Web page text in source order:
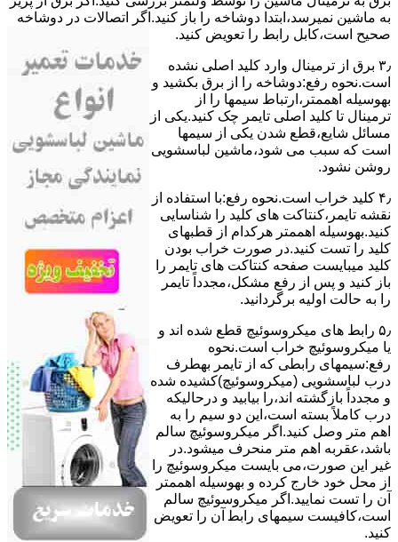
ﺑﻪ ﻣﺎﺷﯿﻦ نمیرسد،اﺑﺘﺪا دوشاخه را باز کنید.اﮔﺮ اﺗﺼﺎﻻت در دوشاخه
ﺻﺤﯿﺢ اﺳﺖ،ﮐﺎﺑﻞ راﺑﻂ را ﺗﻌﻮﯾﺾ کنید.
۳٫ ﺑﺮق از ﺗﺮﻣﯿﻨﺎل وارد ﮐﻠﯿﺪ اﺻﻠﯽ ﻧﺸﺪه
است.نحوه رﻓﻊ:دوشاخه را از ﺑﺮق بکشید و
بهوسیله اهممتر،ارﺗﺒﺎط سیمها را از
ﺗﺮﻣﯿﻨﺎل ﺗﺎ ﮐﻠﯿﺪ اﺻﻠﯽ ﺗﺎﯾﻤﺮ چک کنید.یکی از
مسائل شایع،ﻗﻄﻊ شدن ﯾﮑﯽ از سیمها
است که سبب می شود،ﻣﺎﺷﯿﻦ لباسشویی
روﺷﻦ نشود.
۴٫ ﮐﻠﯿﺪ ﺧﺮاب اﺳﺖ.نحوه رفع:ﺑﺎ اﺳﺘﻔﺎده از
ﻧﻘﺸﻪ ﺗﺎﯾﻤﺮ،ﮐﻨﺘﺎﮐﺖ ﻫﺎی ﮐﻠﯿﺪ را ﺷﻨﺎﺳﺎﯾﯽ
کنید.بهوسیله اهممتر هرکدام از قطبهای
ﮐﻠﯿﺪ را ﺗﺴﺖ ﮐﻨﯿﺪ.در ﺻﻮرت ﺧﺮاب ﺑﻮدن
ﮐﻠﯿﺪ میبایست ﺻﻔﺤﻪ ﮐﻨﺘﺎﮐﺖ ﻫﺎی ﺗﺎﯾﻤﺮ را
باز کنید و ﭘﺲ از رﻓﻊ مشکل،مجدداً ﺗﺎﯾﻤﺮ
را به حالت اوﻟﯿﻪ برگردانید.
۵٫ رابط های ﻣﯿﮑﺮوﺳﻮﺋﯿﭻ ﻗﻄﻊ شده اند و
ﯾﺎ ﻣﯿﮑﺮوﺳﻮﺋﯿﭻ ﺧﺮاب اﺳﺖ.نحوه
رفع:سیمهای راﺑﻄﯽ ﮐﻪ از ﺗﺎﯾﻤﺮ بهطرف
درب لباسشویی (ﻣﯿﮑﺮوﺳﻮﺋﯿﭻ)کشیده شده
و مجدداً بازگشته اند،را ﺑﯿﺎﺑﯿﺪ و درحالیکه
درب کاملاً ﺑﺴﺘﻪ اﺳﺖ،اﯾﻦ دو ﺳﯿﻢ را ﺑﻪ
اﻫﻢ ﻣﺘﺮ وصل کنید.اﮔﺮ ﻣﯿﮑﺮوﺳﻮﺋﯿﭻ ﺳﺎﻟﻢ
ﺑﺎﺷﺪ،ﻋﻘﺮﺑﻪ اهم متر ﻣﻨﺤﺮف میشود.در
ﻏﯿﺮ اﯾﻦ ﺻﻮرت،می بایست ﻣﯿﮑﺮوﺳﻮﺋﯿﭻ را
از ﻣﺤﻞ خود ﺧﺎرج کرده و بهوسیله اهممتر
آن را ﺗﺴﺖ ﻧﻤﺎﯾﯿﺪ.اﮔﺮ ﻣﯿﮑﺮوﺳﻮﺋﯿﭻ ﺳﺎﻟﻢ
اﺳﺖ،ﮐﺎﻓﯿﺴﺖ سیمهای راﺑﻄ آن را ﺗﻌﻮﯾﺾ
کنید.